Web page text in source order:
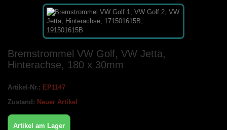
Bremstrommel VW Golf, VW Jetta,
Hinterachse, 180 x 30mm
Artikel-Nr.: EP1147
Zustand: Neuer Artikel
Artikel am Lager